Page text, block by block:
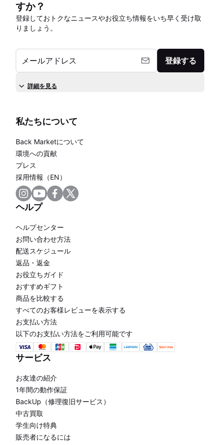
すか？
登録しておトクなニュースやお役立ち情報をいち早く受け取
りましょう。
メールアドレス 登録する
詳細を見る
私たちについて
Back Marketについて
環境への貢献
プレス
採用情報（EN）
ヘルプ
ヘルプセンター
お問い合わせ方法
配送スケジュール
返品・返金
お役立ちガイド
おすすめギフト
商品を比較する
すべてのお客様レビューを表示する
お支払い方法
以下のお支払い方法をご利用可能です
サービス
お友達の紹介
1年間の動作保証
BackUp（修理復旧サービス）
中古買取
学生向け特典
販売者になるには